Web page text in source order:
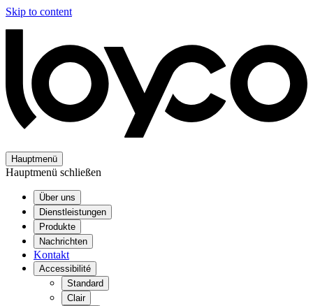
Skip to content
Hauptmenü
Hauptmenü schließen
Über uns
Dienstleistungen
Produkte
Nachrichten
Kontakt
Accessibilité
Standard
Clair